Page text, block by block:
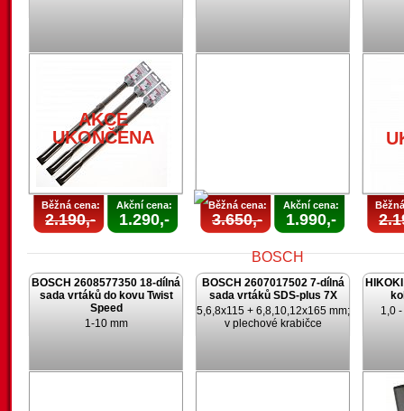
AKCE
UKONČENA
Běžná cena:
2.190,-
Akční cena:
1.290,-
Běžná cena:
3.650,-
Akční cena:
1.990,-
BOSCH 2608577350 18-dílná
sada vrtáků do kovu Twist
Speed
1-10 mm
BOSCH 2607017502 7-dílná
sada vrtáků SDS-plus 7X
5,6,8x115 + 6,8,10,12x165 mm;
v plechové krabičce
1,0